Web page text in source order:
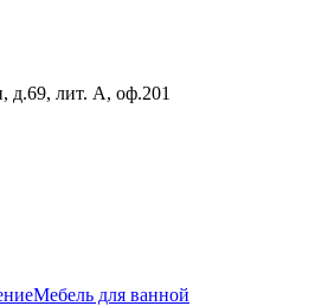
д.69, лит. А, оф.201
Мебель для ванной